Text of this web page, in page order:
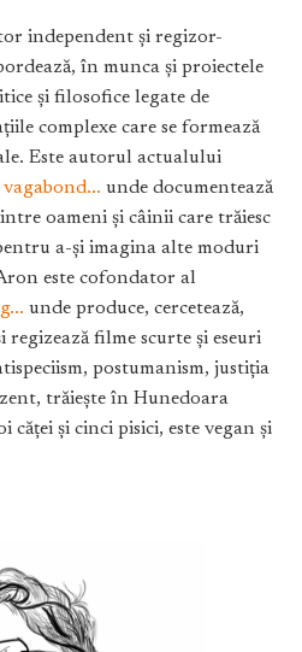
independent și regizor-
în munca și proiectele
și filosofice legate de
complexe care se formează
Este autorul actualului
unde documentează
oameni și câinii care trăiesc
a-și imagina alte moduri
este cofondator al
unde produce, cercetează,
regizează filme scurte și eseuri
postumanism, justiția
trăiește în Hunedoara
căței și cinci pisici, este vegan și